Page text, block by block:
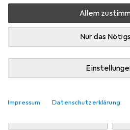
Allem
Nur das
Impressum Datenschutzerklärung
Di, 11.8. geliefert
Mehr als 10 Stück an Lager
Lieferort angeben für genaue